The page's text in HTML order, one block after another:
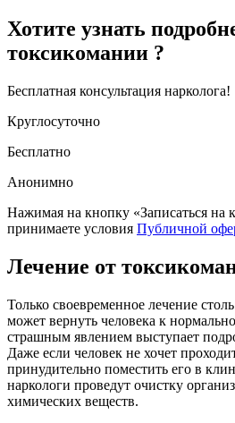
Хотите узнать
токсикомании ?
Бесплатная консультация нарколога!
Круглосуточно
Бесплатно
Анонимно
Нажимая на кнопку «Записаться на
принимаете условия Публичной
Лечение от
Только своевременное лечение
может вернуть человека к
страшным явлением выступает
Даже если человек не хочет
принудительно поместить его в
наркологи проведут очистку
химических веществ.